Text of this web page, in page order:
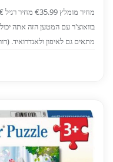
בוואוצ'ר עם המטען הזה אתה
מתאים גם לאיפון ולאנדרואיד.